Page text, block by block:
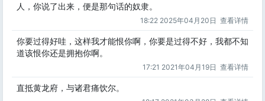
人，你说了出来，便是那句话的奴隶。
18:22 2025年04月20日 查看详情
你要过得好哇，这样我才能恨你啊，你要是过得不好，我都不知
道该恨你还是拥抱你啊。
17:21 2021年04月19日 查看详情
直抵黄龙府，与诸君痛饮尔。